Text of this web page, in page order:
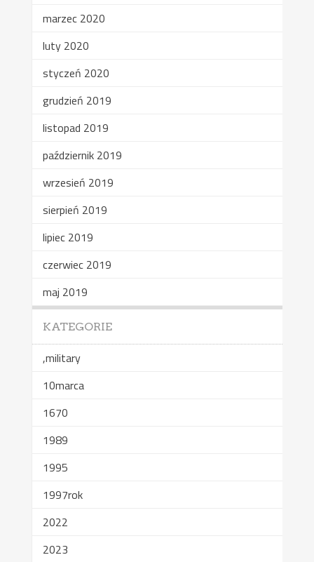
marzec 2020
luty 2020
styczeń 2020
grudzień 2019
listopad 2019
październik 2019
wrzesień 2019
sierpień 2019
lipiec 2019
czerwiec 2019
maj 2019
KATEGORIE
,military
10marca
1670
1989
1995
1997rok
2022
2023